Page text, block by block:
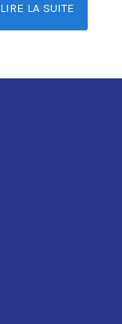
LIRE LA SUITE